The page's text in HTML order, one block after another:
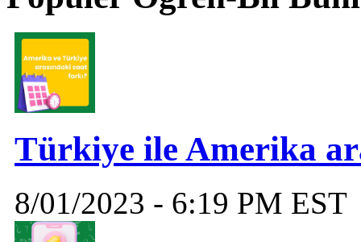
Türkiye ile Amerika
8/01/2023 - 6:19 PM EST